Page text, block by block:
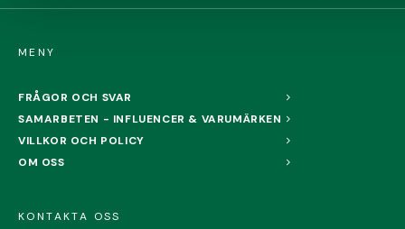
KONTAKTA OSS
MENY
FRÅGOR OCH SVAR
SAMARBETEN - INFLUENCER & VARUMÄRKEN
VILLKOR OCH POLICY
OM OSS